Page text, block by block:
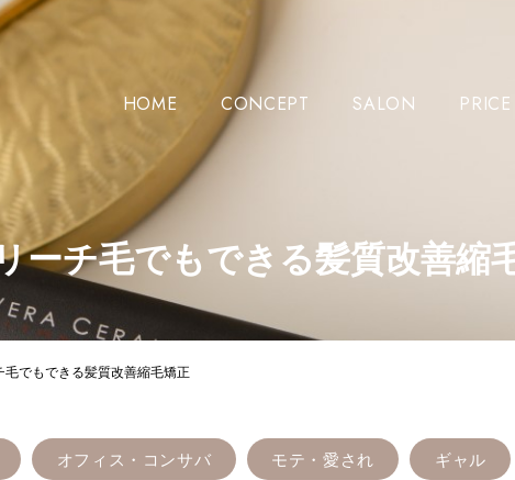
ーチ毛でもできる髪質改善縮
毛でもできる髪質改善縮毛矯正
オフィス・コンサバ モテ・愛され ギャル
HOME CONCEPT SALON PRICE